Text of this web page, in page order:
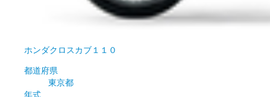
ホンダクロスカブ１１０
都道府県
東京都
年式